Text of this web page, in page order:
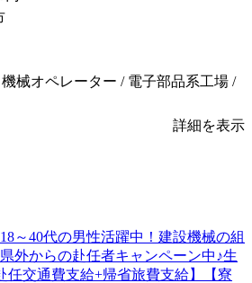
械オペレーター / 電子部品系工場 /
詳細を表示